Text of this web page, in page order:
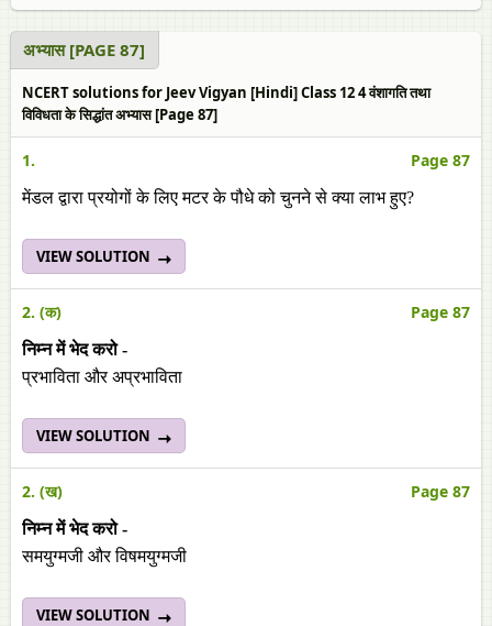
अभ्यास [PAGE 87]
NCERT solutions for Jeev Vigyan [Hindi] Class 12 4 वंशागति तथा
विविधता के सिद्धांत अभ्यास [Page 87]
1. Page 87
मेंडल द्वारा प्रयोगों के लिए मटर के पौधे को चुनने से क्या लाभ हुए?
VIEW SOLUTION
2. (क) Page 87
निम्न में भेद करो -
प्रभाविता और अप्रभाविता
VIEW SOLUTION
2. (ख) Page 87
निम्न में भेद करो -
समयुग्मजी और विषमयुग्मजी
VIEW SOLUTION